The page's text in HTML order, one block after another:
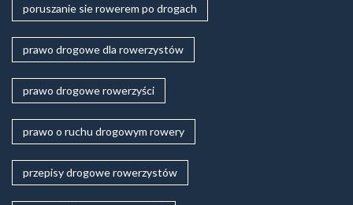
poruszanie sie rowerem po drogach
prawo drogowe dla rowerzystów
prawo drogowe rowerzyści
prawo o ruchu drogowym rowery
przepisy drogowe rowerzystów